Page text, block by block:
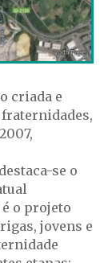
criada e
se o
o projeto
jovens e